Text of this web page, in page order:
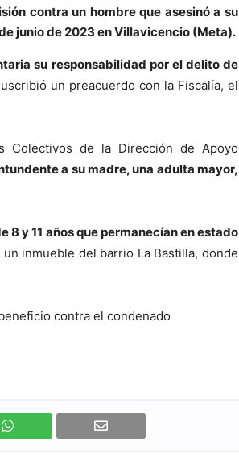
contra un hombre que asesinó a su
junio de 2023 en Villavicencio (Meta).
su responsabilidad por el delito de
un preacuerdo con la Fiscalía, el
Colectivos de la Dirección de Apoyo
a su madre, una adulta mayor,
8 y 11 años que permanecían en estado
inmueble del barrio La Bastilla, donde
contra el condenado